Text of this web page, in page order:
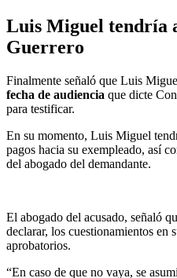
Luis Miguel tendría
Guerrero
Finalmente señaló que Luis
fecha de audiencia que dicte
para testificar.
En su momento, Luis Miguel
pagos hacia su exempleado, así
del abogado del demandante.
El abogado del acusado, señaló
declarar, los cuestionamientos en
aprobatorios.
“En caso de que no vaya, se